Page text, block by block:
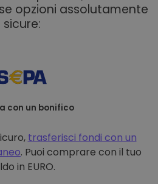
opzioni assolutamente
sicure:
con un bonifico
trasferisci fondi con un
. Puoi comprare con il tuo
in EURO.